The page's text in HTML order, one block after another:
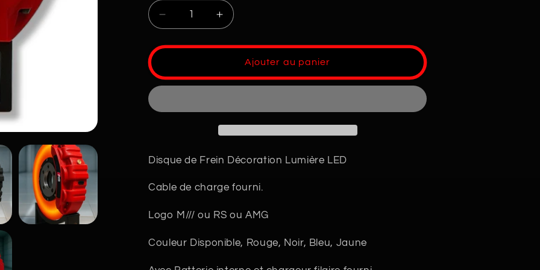
Réduire
la
quantité
Disque
de
Déco
Augmenter
la
quantité
de
Déco
LED
Ajouter au panier
Disque de Frein Décoration Lumière LED
Cable de charge fourni.
Logo M/// ou RS ou AMG
Couleur Disponible, Rouge, Noir, Bleu, Jaune